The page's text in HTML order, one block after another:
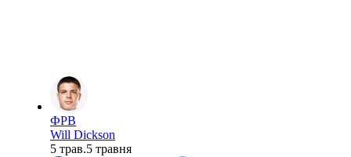
ФРВ
Will Dickson
5 трав.5 травня